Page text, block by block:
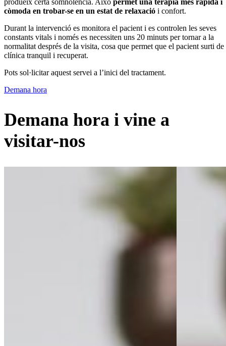
còmoda en trobar-se en un estat de relaxació i confort.
Durant la intervenció es monitora el pacient i es controlen les seves
constants vitals i només es necessiten uns 20 minuts per tornar a la
normalitat després de la visita, cosa que permet que el pacient surti de
clínica tranquil i recuperat.
Pots sol·licitar aquest servei a l’inici del tractament.
Demana hora
Demana hora i vine a
visitar-nos